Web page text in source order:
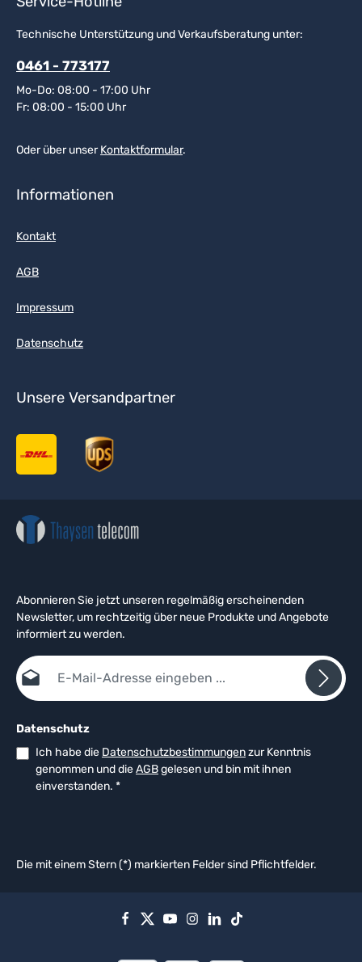
Technische Unterstützung und Verkaufsberatung unter:
0461 - 773177
Mo-Do: 08:00 - 17:00 Uhr
Fr: 08:00 - 15:00 Uhr
Oder über unserKontaktformular.
Informationen
Kontakt
AGB
Impressum
Datenschutz
Unsere Versandpartner
Abonnieren Sie jetzt unseren regelmäßig erscheinenden
Newsletter, um rechtzeitig über neue Produkte und Angebote
informiert zu werden.
E-Mail-Adresse*
Datenschutz
Ich habe die Datenschutzbestimmungenzur Kenntnis
genommen und dieAGBgelesen und bin mit ihnen
einverstanden. *
Die mit einem Stern (*) markierten Felder sind Pflichtfelder.